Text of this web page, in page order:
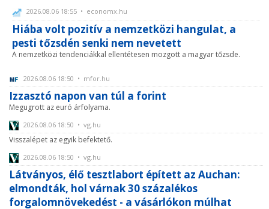
2026.08.06 18:55 • economx.hu
Hiába volt pozitív a nemzetközi hangulat, a
pesti tőzsdén senki nem nevetett
A nemzetközi tendenciákkal ellentétesen mozgott a magyar tőzsde.
2026.08.06 18:50 • mfor.hu
Izzasztó napon van túl a forint
Megugrott az euró árfolyama.
2026.08.06 18:50 • vg.hu
Visszalépet az egyik befektető.
2026.08.06 18:50 • vg.hu
Látványos, élő tesztlabort épített az Auchan:
elmondták, hol várnak 30 százalékos
forgalomnövekedést - a vásárlókon múlhat